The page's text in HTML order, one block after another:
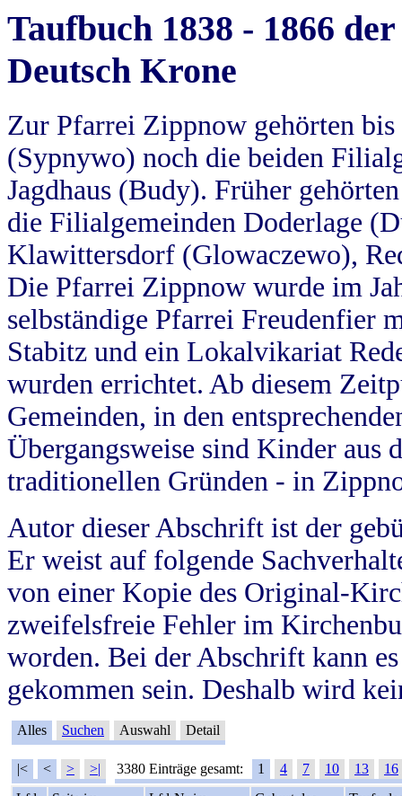
Taufbuch 1838 - 1866
Deutsch Krone
Zur Pfarrei Zippnow gehörten
(Sypnywo) noch die beiden
Jagdhaus (Budy). Früher
die Filialgemeinden Doderlage
Klawittersdorf (Glowaczewo),
Die Pfarrei Zippnow wurde im
selbständige Pfarrei Freudenfier
Stabitz und ein Lokalvikariat
wurden errichtet. Ab diesem
Gemeinden, in den
Übergangsweise sind Kinder aus
traditionellen Gründen - in
Autor dieser Abschrift ist der
Er weist auf folgende
von einer Kopie des Original-
zweifelsfreie Fehler im
worden. Bei der Abschrift kann
gekommen sein. Deshalb wird
Alles Suchen Auswahl Detail
|< < > >| 3380 Einträge gesamt: 1 4 7 10 13
16